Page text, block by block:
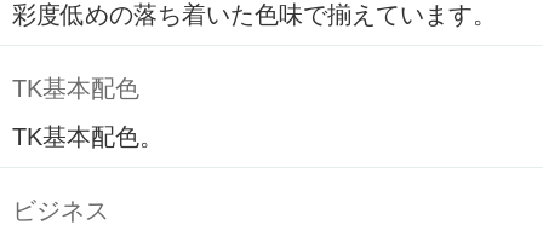
彩度低めの落ち着いた色味で揃えています。
TK基本配色
TK基本配色。
ビジネス